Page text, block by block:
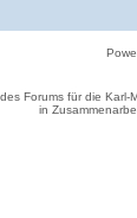
Forums für die Karl-
in